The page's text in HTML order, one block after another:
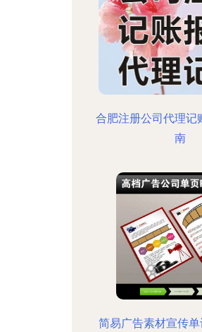
合肥注册公司代理记
南
简易广告素材宣传